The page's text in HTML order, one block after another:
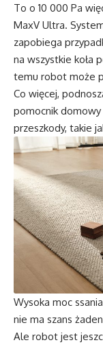
To o 10 000 Pa
MaxV Ultra.
zapobiega
na wszystkie koła
temu robot może
Co więcej,
pomocnik
przeszkody, takie
Wysoka moc
nie ma szans
Ale robot jest